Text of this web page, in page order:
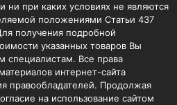
ни при каких условиях не являются
положениями Статьи 437
получения подробной
указанных товаров Вы
специалистам. Все права
интернет-сайта
правообладателей. Продолжая
на использование сайтом